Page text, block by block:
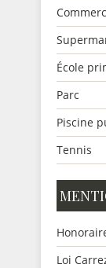
École
Parc
Piscine
Tennis
Loi